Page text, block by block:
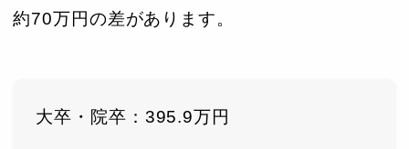
約70万円の差があります。
大卒・院卒：395.9万円